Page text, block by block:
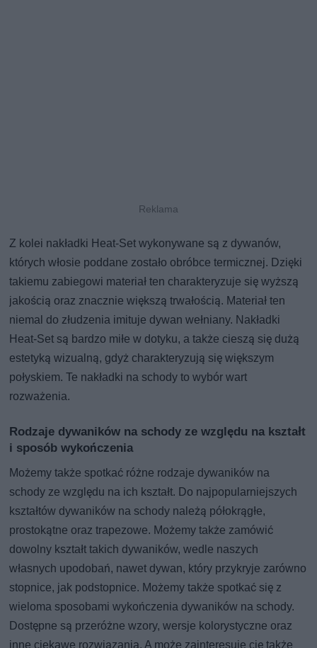
Z kolei nakładki Heat-Set wykonywane są z dywanów,
których włosie poddane zostało obróbce termicznej. Dzięki
takiemu zabiegowi materiał ten charakteryzuje się wyższą
jakością oraz znacznie większą trwałością. Materiał ten
niemal do złudzenia imituje dywan wełniany. Nakładki
Heat-Set są bardzo miłe w dotyku, a także cieszą się dużą
estetyką wizualną, gdyż charakteryzują się większym
połyskiem. Te nakładki na schody to wybór wart
rozważenia.
Rodzaje dywaników na schody ze względu na kształt
i sposób wykończenia
Możemy także spotkać różne rodzaje dywaników na
schody ze względu na ich kształt. Do najpopularniejszych
kształtów dywaników na schody należą półokrągłe,
prostokątne oraz trapezowe. Możemy także zamówić
dowolny kształt takich dywaników, wedle naszych
własnych upodobań, nawet dywan, który przykryje zarówno
stopnice, jak podstopnice. Możemy także spotkać się z
wieloma sposobami wykończenia dywaników na schody.
Dostępne są przeróżne wzory, wersje kolorystyczne oraz
inne ciekawe rozwiązania. A może zainteresuje cię także